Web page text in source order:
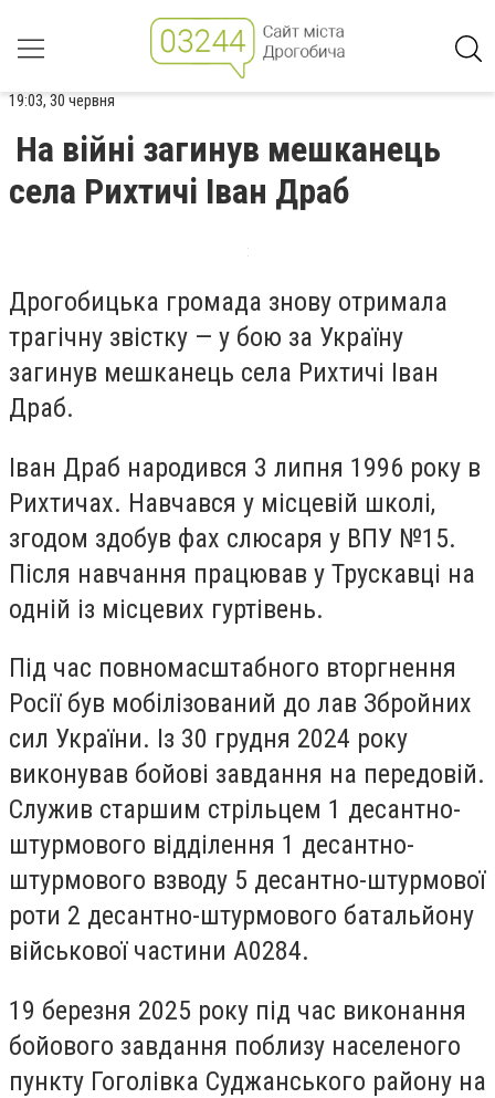
19:03, 30 червня
На війні загинув мешканець
села Рихтичі Іван Драб
Дрогобицька громада знову отримала
трагічну звістку — у бою за Україну
загинув мешканець села Рихтичі Іван
Драб.
Іван Драб народився 3 липня 1996 року в
Рихтичах. Навчався у місцевій школі,
згодом здобув фах слюсаря у ВПУ №15.
Після навчання працював у Трускавці на
одній із місцевих гуртівень.
Під час повномасштабного вторгнення
Росії був мобілізований до лав Збройних
сил України. Із 30 грудня 2024 року
виконував бойові завдання на передовій.
Служив старшим стрільцем 1 десантно-
штурмового відділення 1 десантно-
штурмового взводу 5 десантно-штурмової
роти 2 десантно-штурмового батальйону
військової частини А0284.
19 березня 2025 року під час виконання
бойового завдання поблизу населеного
пункту Гоголівка Суджанського району на